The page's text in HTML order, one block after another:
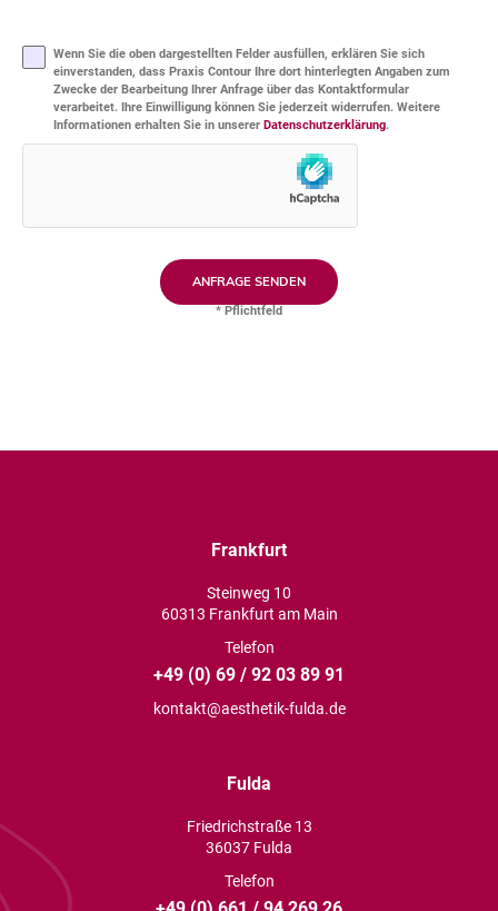
leer.
Wenn Sie die oben dargestellten Felder ausfüllen, erklären Sie sich
einverstanden, dass Praxis Contour Ihre dort hinterlegten Angaben zum
Zwecke der Bearbeitung Ihrer Anfrage über das Kontaktformular
verarbeitet. Ihre Einwilligung können Sie jederzeit widerrufen. Weitere
Informationen erhalten Sie in unserer Datenschutzerklärung.
* Pflichtfeld
Frankfurt
Steinweg 10
60313 Frankfurt am Main
Telefon
+49 (0) 69 / 92 03 89 91
kontakt@aesthetik-fulda.de
Fulda
Friedrichstraße 13
36037 Fulda
Telefon